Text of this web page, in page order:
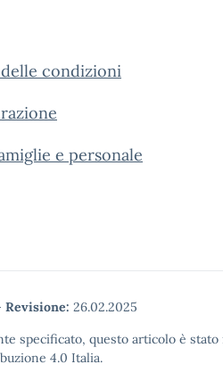
condizioni
e personale
Revisione: 26.02.2025
specificato, questo articolo è
4.0 Italia.